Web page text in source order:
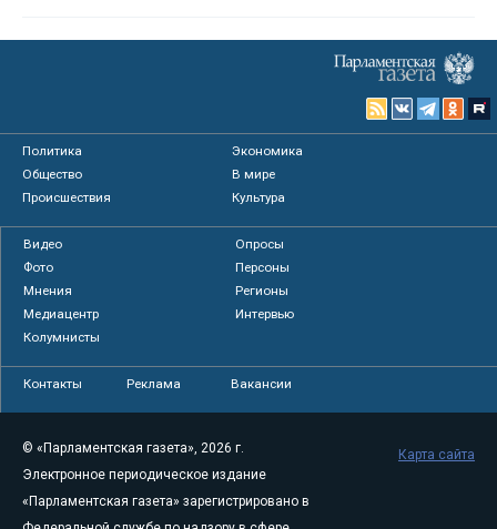
Политика
Экономика
Общество
В мире
Происшествия
Культура
Видео
Опросы
Фото
Персоны
Мнения
Регионы
Медиацентр
Интервью
Колумнисты
Контакты Реклама Вакансии
© «Парламентская газета», 2026 г.
Электронное периодическое издание
«Парламентская газета» зарегистрировано в
Карта сайта